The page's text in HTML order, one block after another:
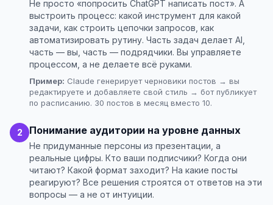
Не просто «попросить ChatGPT написать пост». А
выстроить процесс: какой инструмент для какой
задачи, как строить цепочки запросов, как
автоматизировать рутину. Часть задач делает AI,
часть — вы, часть — подрядчики. Вы управляете
процессом, а не делаете всё руками.
Пример: Claude генерирует черновики постов → вы
редактируете и добавляете свой стиль → бот публикует
по расписанию. 30 постов в месяц вместо 10.
2 Понимание аудитории на уровне данных
Не придуманные персоны из презентации, а
реальные цифры. Кто ваши подписчики? Когда они
читают? Какой формат заходит? На какие посты
реагируют? Все решения строятся от ответов на эти
вопросы — а не от интуиции.